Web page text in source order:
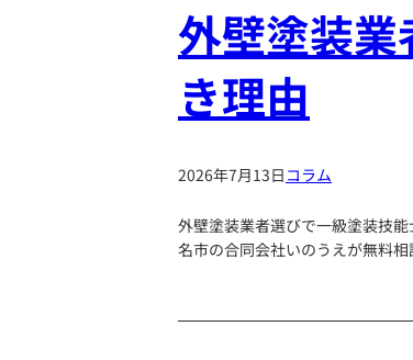
外壁塗装
き理由
2026年7月13日 コラム
外壁塗装業者選びで一級塗装技
名市の合同会社いのうえが無料相